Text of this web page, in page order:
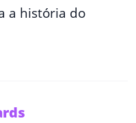
a história do